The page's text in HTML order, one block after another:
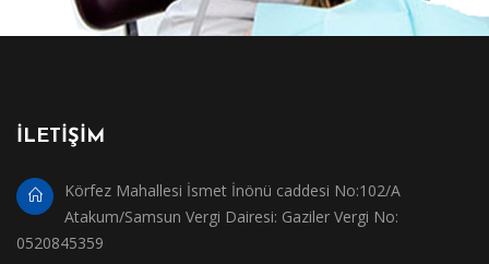
İLETİŞİM
Körfez Mahallesi İsmet İnönü caddesi No:102/A
Atakum/Samsun Vergi Dairesi: Gaziler Vergi No:
0520845359